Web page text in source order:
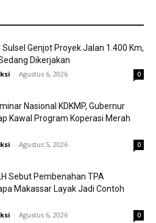
Sulsel Genjot Proyek Jalan 1.400 Km,
Dikerjakan
- Agustus 6, 2026 0
Nasional KDKMP, Gubernur
Kawal Program Koperasi Merah
- Agustus 5, 2026 0
Sebut Pembenahan TPA
Makassar Layak Jadi Contoh
- Agustus 6, 2026 0